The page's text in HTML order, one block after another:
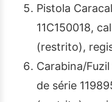
Pistola
11C150018,
(restrito),
Carabina/
de série